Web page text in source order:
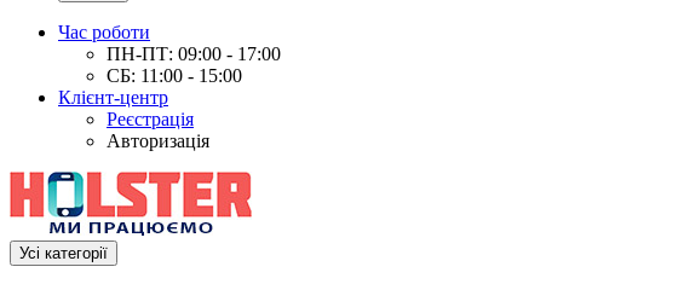
Час роботи
ПН-ПТ: 09:00 - 17:00
СБ: 11:00 - 15:00
Клієнт-центр
Реєстрація
Авторизація
Усі категорії